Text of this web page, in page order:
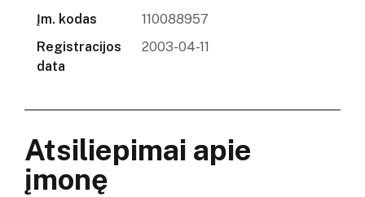
Įm. kodas
110088957
Registracijos
data
2003-04-11
Atsiliepimai apie
įmonę